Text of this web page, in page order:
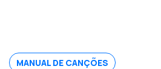
MANUAL DE CANÇÕES